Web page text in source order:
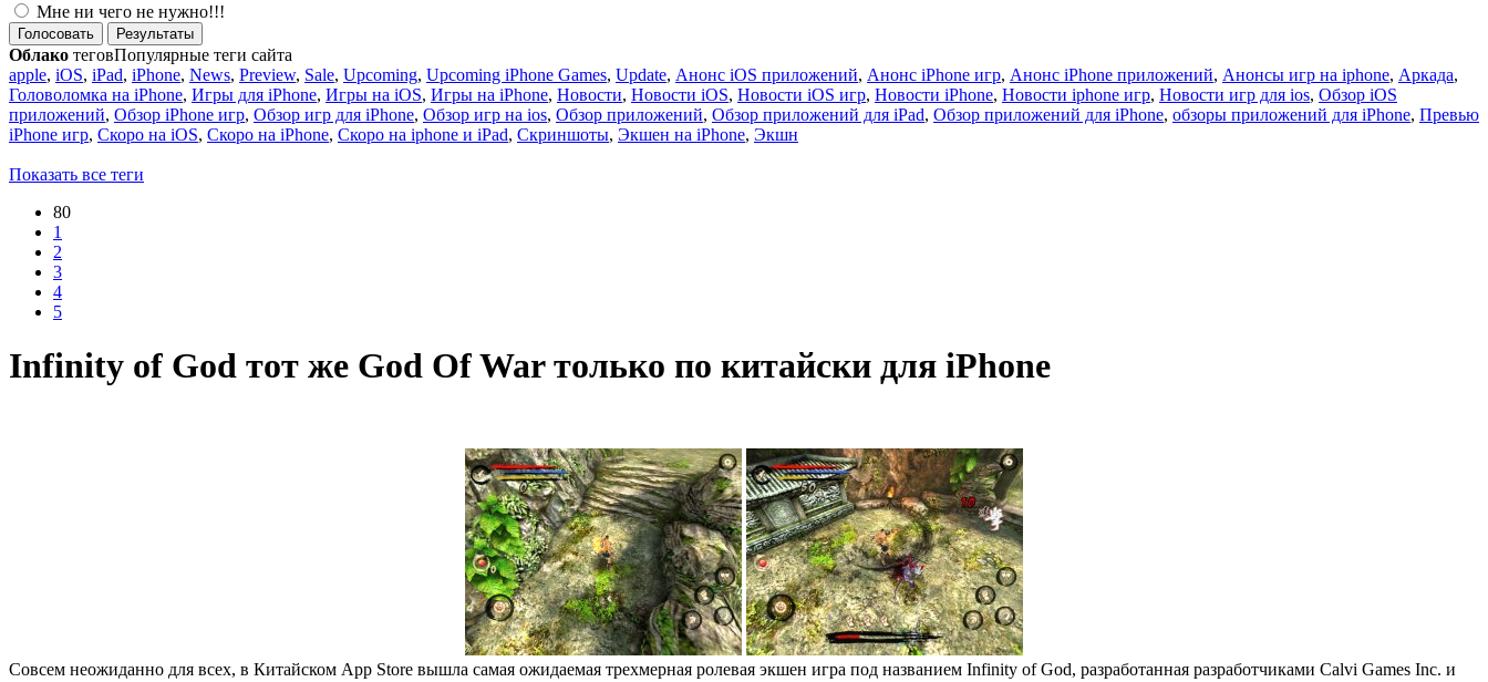
Мне ни чего не нужно!!!
Голосовать Результаты
Облако теговПопулярные теги сайта
apple, iOS, iPad, iPhone, News, Preview, Sale, Upcoming, Upcoming iPhone Games, Update, Анонс iOS приложений, Анонс iPhone игр, Анонс iPhone приложений, Анонсы игр на iphone, Аркада,
Головоломка на iPhone, Игры для iPhone, Игры на iOS, Игры на iPhone, Новости, Новости iOS, Новости iOS игр, Новости iPhone, Новости iphone игр, Новости игр для ios, Обзор iOS
приложений, Обзор iPhone игр, Обзор игр для iPhone, Обзор игр на ios, Обзор приложений, Обзор приложений для iPad, Обзор приложений для iPhone, обзоры приложений для iPhone, Превью
iPhone игр, Скоро на iOS, Скоро на iPhone, Скоро на iphone и iPad, Скриншоты, Экшен на iPhone, Экшн
Показать все теги
80
1
2
3
4
5
Infinity of God тот же God Of War только по китайски для iPhone
Совсем неожиданно для всех, в Китайском App Store вышла самая ожидаемая трехмерная ролевая экшен игра под названием Infinity of God, разработанная разработчиками Calvi Games Inc. и